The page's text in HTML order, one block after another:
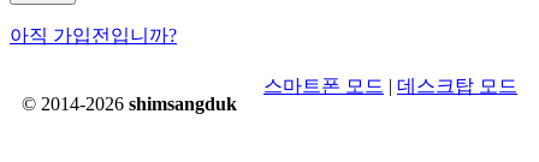
아직 가입전입니까?
© 2014-2026 shimsangduk
스마트폰 모드 | 데스크탑 모드